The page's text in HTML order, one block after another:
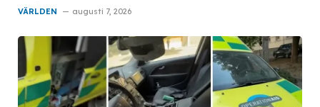
VÄRLDEN augusti 7, 2026